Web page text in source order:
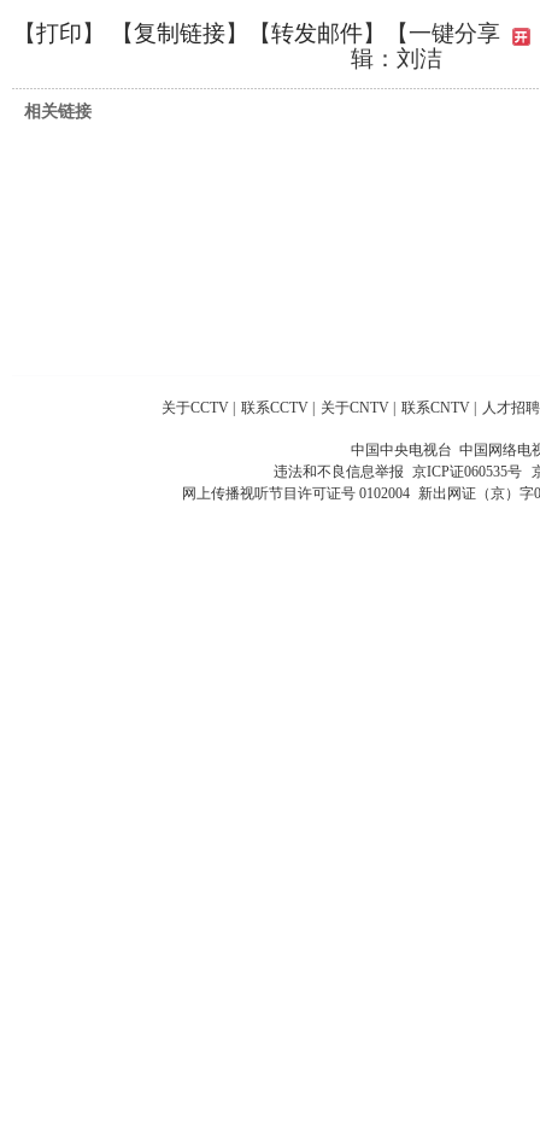
【打印】 【复制链接】【转发邮件】
【一键分享
辑：刘洁
相关链接
关于CCTV | 联系CCTV | 关于CNTV | 联系CNTV | 人才招聘
中国中央电视台 中国网络电
违法和不良信息举报 京ICP证060535号
网上传播视听节目许可证号 0102004 新出网证（京）